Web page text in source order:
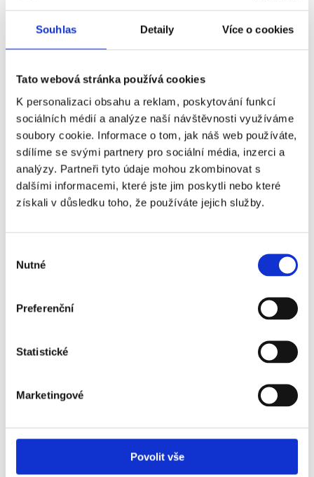
Souhlas Detaily Více o cookies
Tato webová stránka používá cookies
K personalizaci obsahu a reklam, poskytování funkcí
sociálních médií a analýze naší návštěvnosti využíváme
soubory cookie. Informace o tom, jak náš web používáte,
sdílíme se svými partnery pro sociální média, inzerci a
analýzy. Partneři tyto údaje mohou zkombinovat s
dalšími informacemi, které jste jim poskytli nebo které
získali v důsledku toho, že používáte jejich služby.
souhlasu
Nutné
Preferenční
Statistické
Marketingové
Povolit vše
WWW:
Nadpis: